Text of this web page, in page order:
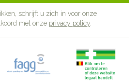
schrijft u zich in voor onze
met onze privacy policy